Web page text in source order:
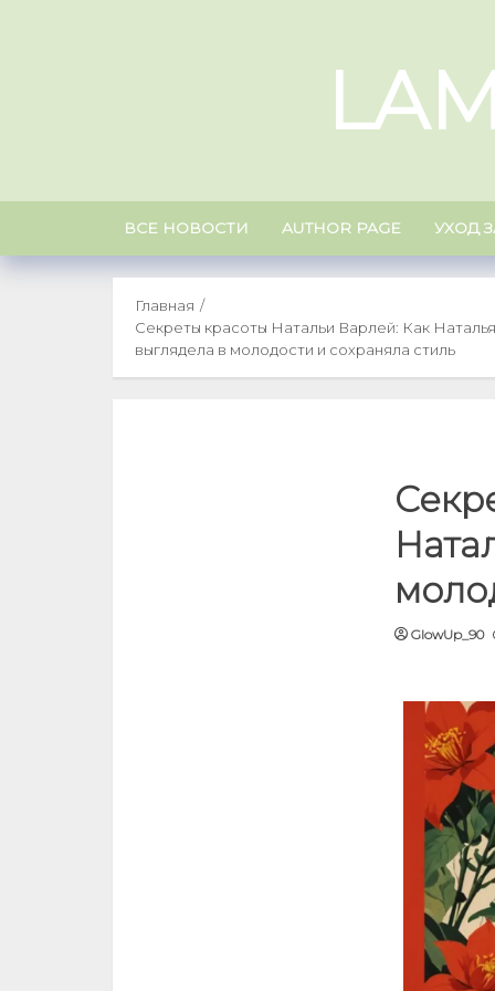
ВСЕ НОВОСТИ AUTHOR PAGE УХОД
Главная
Секреты красоты Натальи Варлей: Как
выглядела в молодости и сохраняла стиль
GlowUp_90